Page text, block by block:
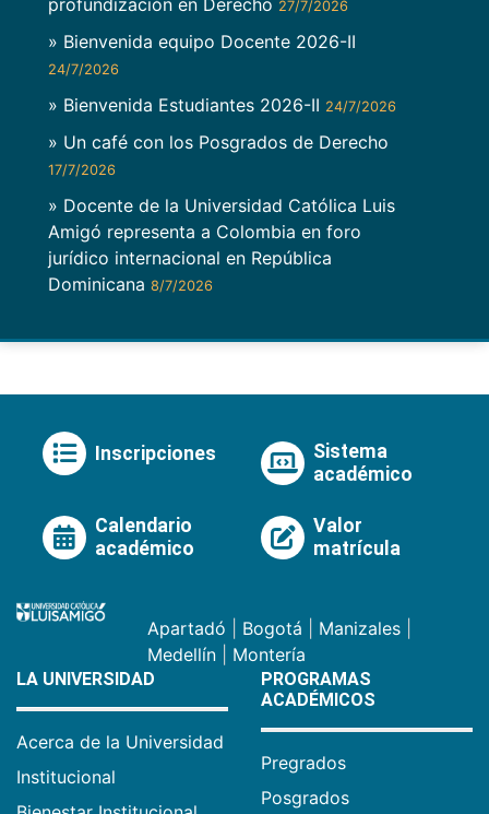
27/7/2026
» Bienvenida equipo Docente 2026-II
24/7/2026
» Bienvenida Estudiantes 2026-II 24/7/2026
» Un café con los Posgrados de Derecho
17/7/2026
» Docente de la Universidad Católica Luis
Amigó representa a Colombia en foro
jurídico internacional en República
Dominicana 8/7/2026
Inscripciones
Sistema
académico
Calendario
académico
Valor
matrícula
Apartadó Bogotá Manizales
Medellín
Montería
LA UNIVERSIDAD
Acerca de la Universidad
Institucional
PROGRAMAS
ACADÉMICOS
Pregrados
Posgrados